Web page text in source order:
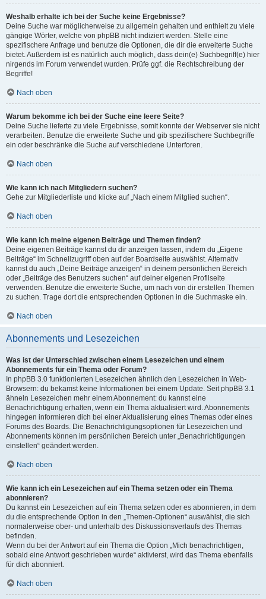
Weshalb erhalte ich bei der Suche keine Ergebnisse?
Deine Suche war möglicherweise zu allgemein gehalten und enthielt zu viele
gängige Wörter, welche von phpBB nicht indiziert werden. Stelle eine
spezifischere Anfrage und benutze die Optionen, die dir die erweiterte Suche
bietet. Außerdem ist es natürlich auch möglich, dass dein(e) Suchbegriff(e) hier
nirgends im Forum verwendet wurden. Prüfe ggf. die Rechtschreibung der
Begriffe!
Nach oben
Warum bekomme ich bei der Suche eine leere Seite?
Deine Suche lieferte zu viele Ergebnisse, somit konnte der Webserver sie nicht
verarbeiten. Benutze die erweiterte Suche und gib spezifischere Suchbegriffe
ein oder beschränke die Suche auf verschiedene Unterforen.
Nach oben
Wie kann ich nach Mitgliedern suchen?
Gehe zur Mitgliederliste und klicke auf „Nach einem Mitglied suchen“.
Nach oben
Wie kann ich meine eigenen Beiträge und Themen finden?
Deine eigenen Beiträge kannst du dir anzeigen lassen, indem du „Eigene
Beiträge“ im Schnellzugriff oben auf der Boardseite auswählst. Alternativ
kannst du auch „Deine Beiträge anzeigen“ in deinem persönlichen Bereich
oder „Beiträge des Benutzers suchen“ auf deiner eigenen Profilseite
verwenden. Benutze die erweiterte Suche, um nach von dir erstellen Themen
zu suchen. Trage dort die entsprechenden Optionen in die Suchmaske ein.
Nach oben
Abonnements und Lesezeichen
Was ist der Unterschied zwischen einem Lesezeichen und einem
Abonnements für ein Thema oder Forum?
In phpBB 3.0 funktionierten Lesezeichen ähnlich den Lesezeichen in Web-
Browsern: du bekamst keine Informationen bei einem Update. Seit phpBB 3.1
ähneln Lesezeichen mehr einem Abonnement: du kannst eine
Benachrichtigung erhalten, wenn ein Thema aktualisiert wird. Abonnements
hingegen informieren dich bei einer Aktualisierung eines Themas oder eines
Forums des Boards. Die Benachrichtigungsoptionen für Lesezeichen und
Abonnements können im persönlichen Bereich unter „Benachrichtigungen
einstellen“ geändert werden.
Nach oben
Wie kann ich ein Lesezeichen auf ein Thema setzen oder ein Thema
abonnieren?
Du kannst ein Lesezeichen auf ein Thema setzen oder es abonnieren, in dem
du die entsprechende Option in den „Themen-Optionen“ auswählst, die sich
normalerweise ober- und unterhalb des Diskussionsverlaufs des Themas
befinden.
Wenn du bei der Antwort auf ein Thema die Option „Mich benachrichtigen,
sobald eine Antwort geschrieben wurde“ aktivierst, wird das Thema ebenfalls
für dich abonniert.
Nach oben